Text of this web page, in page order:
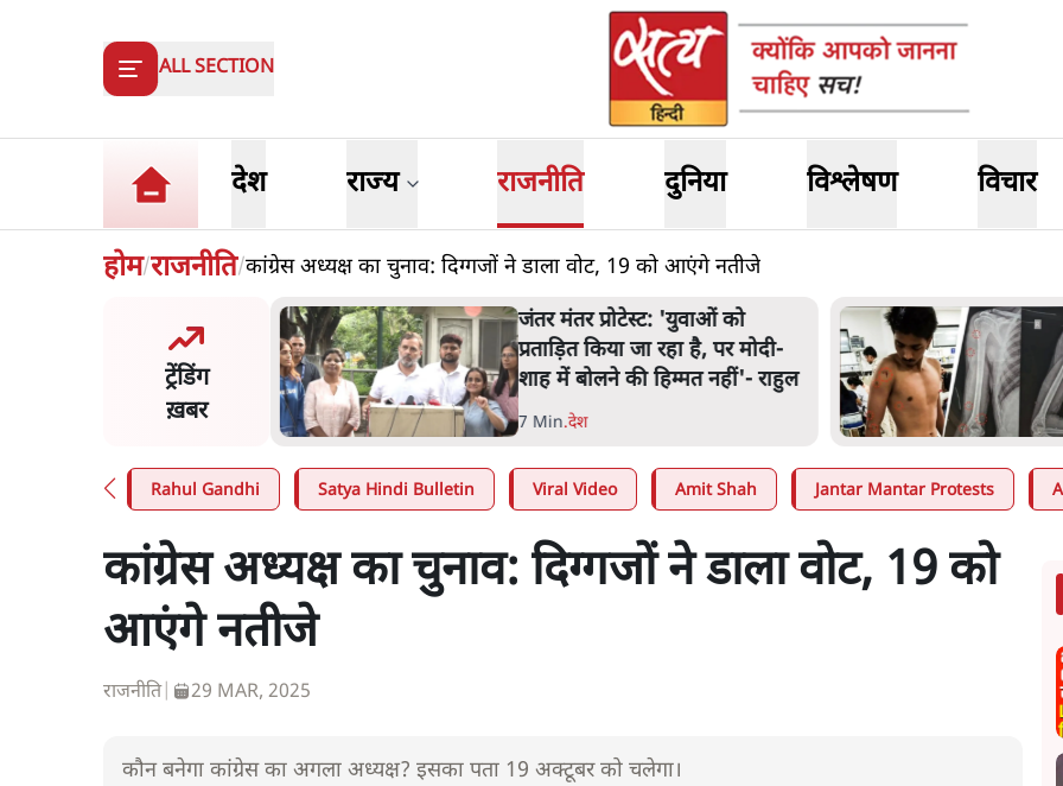
ALL SECTION
देश राज्य राजनीति दुनिया विश्लेषण विचार
होम/राजनीति/कांग्रेस अध्यक्ष का चुनाव: दिग्गजों ने डाला वोट, 19 को आएंगे नतीजे
ट्रेंडिंग
ख़बर
प्रोटेस्ट- 'ताकतवर सरकार
पर आक्रामकता न दिखाए
जेन जी को सुने': SC
जंतर मंतर प्रोटेस्ट: 'युवाओं को
प्रताड़ित किया जा रहा है, पर मोदी-
शाह में बोलने की हिम्मत नहीं'- राहुल
7 Min.देश
Rahul Gandhi Satya Hindi Bulletin Viral Video Amit Shah Jantar Mantar Protests
कांग्रेस अध्यक्ष का चुनाव: दिग्गजों ने डाला वोट, 19 को
आएंगे नतीजे
राजनीति| 29 MAR, 2025
कौन बनेगा कांग्रेस का अगला अध्यक्ष? इसका पता 19 अक्टूबर को चलेगा।